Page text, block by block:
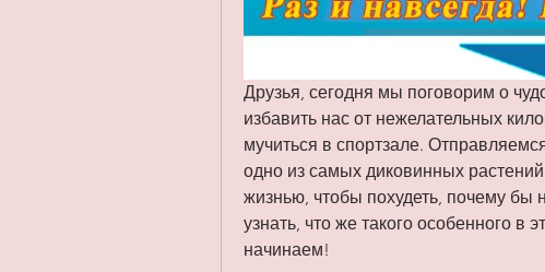
Друзья, сегодня мы поговорим о
избавить нас от нежелательных
мучиться в спортзале.
одно из самых диковинных
жизнью, чтобы похудеть, почему бы
узнать, что же такого особенного в
начинаем!